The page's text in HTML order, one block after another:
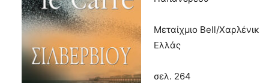
Μεταίχμιο Bell/Χαρλένικ
Ελλάς
σελ. 264